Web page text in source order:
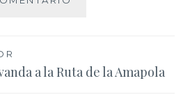
a la Ruta de la Amapola